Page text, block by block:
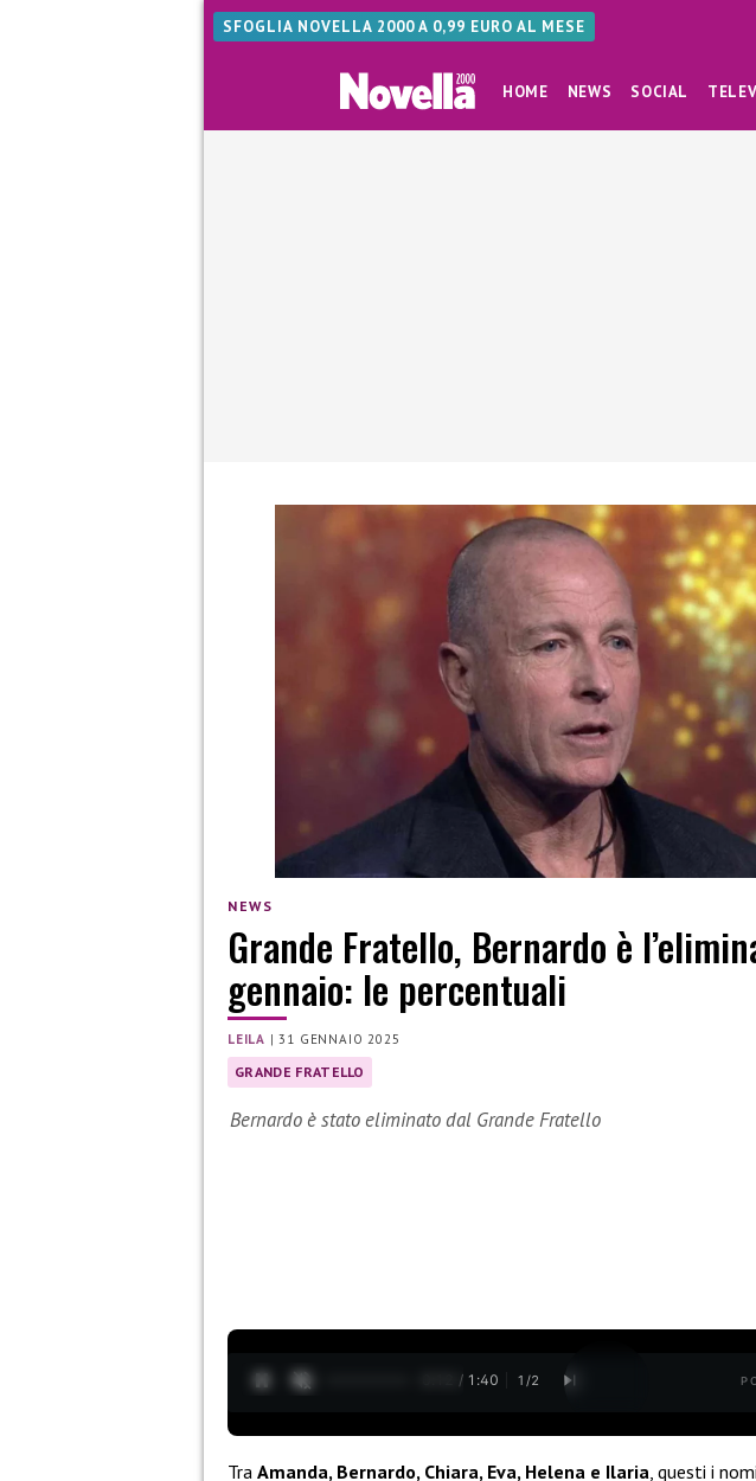
SFOGLIA NOVELLA 2000 A 0,99 EURO AL MESE
HOME NEWS SOCIAL
NEWS
Grande Fratello, Bernardo è
gennaio: le percentuali
LEILA |31 GENNAIO 2025
GRANDE FRATELLO
Bernardo è stato eliminato dal Grande Fratello
0:13 / 1:40 1 /2
Tra Amanda, Bernardo, Chiara, Eva, Helena e Ilaria , questi i